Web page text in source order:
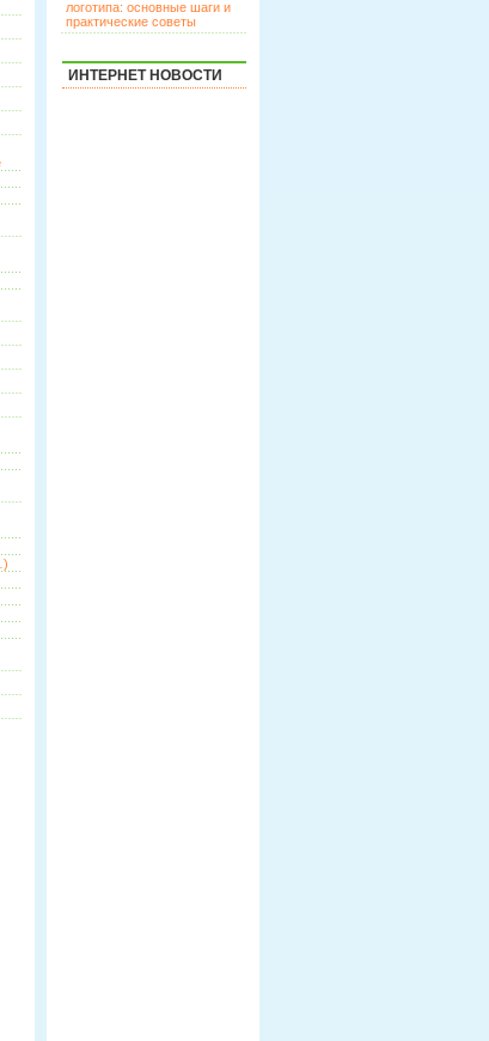
логотипа: основные шаги и
практические советы
ИНТЕРНЕТ НОВОСТИ